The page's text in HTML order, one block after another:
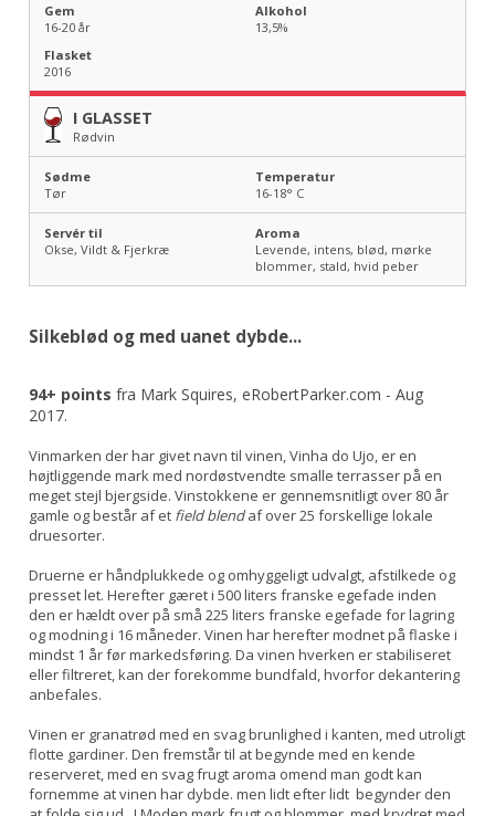
I GLASSET
Rødvin
Sødme
Tør
Temperatur
16-18° C
Gem
16-20 år
Alkohol
13,5%
Flasket
2016
Servér til
Okse, Vildt & Fjerkræ
Aroma
Levende, intens, blød, mørke
blommer, stald, hvid peber
Silkeblød og med uanet dybde...
94+ pointsfra Mark Squires, eRobertParker.com - Aug
2017.
Vinmarken der har givet navn til vinen, Vinha do Ujo, er en
højtliggende mark med nordøstvendte smalle terrasser på en
meget stejl bjergside. Vinstokkene er gennemsnitligt over 80 år
gamle og består af et field blendaf over 25 forskellige lokale
druesorter.
Druerne er håndplukkede og omhyggeligt udvalgt, afstilkede og
presset let. Herefter gæret i 500 liters franske egefade inden
den er hældt over på små 225 liters franske egefade for lagring
og modning i 16 måneder. Vinen har herefter modnet på flaske i
mindst 1 år før markedsføring. Da vinen hverken er stabiliseret
eller filtreret, kan der forekomme bundfald, hvorfor dekantering
anbefales.
Vinen er granatrød med en svag brunlighed i kanten, med utroligt
flotte gardiner. Den fremstår til at begynde med en kende
reserveret, med en svag frugt aroma omend man godt kan
fornemme at vinen har dybde. men lidt efter lidt begynder den